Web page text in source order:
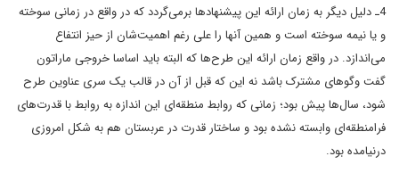
4ـ دلیل دیگر به زمان ارائه این پیشنهادها برمی‌گردد که در واقع در زمانی سوخته
و یا نیمه سوخته است و همین آنها را علی رغم اهمیت‌شان از حیز انتفاع
می‌اندازد. در واقع زمان ارائه این طرح‌ها که البته باید اساسا خروجی ماراتون
گفت وگوهای مشترک باشد نه این که قبل از آن‌ در قالب یک سری عناوین طرح
شود، سال‌ها پیش بود؛ زمانی که روابط منطقه‌ای این اندازه به روابط با قدرت‌های
فرامنطقه‌ای وابسته نشده بود و ساختار قدرت در عربستان هم به شکل امروزی
درنیامده بود.